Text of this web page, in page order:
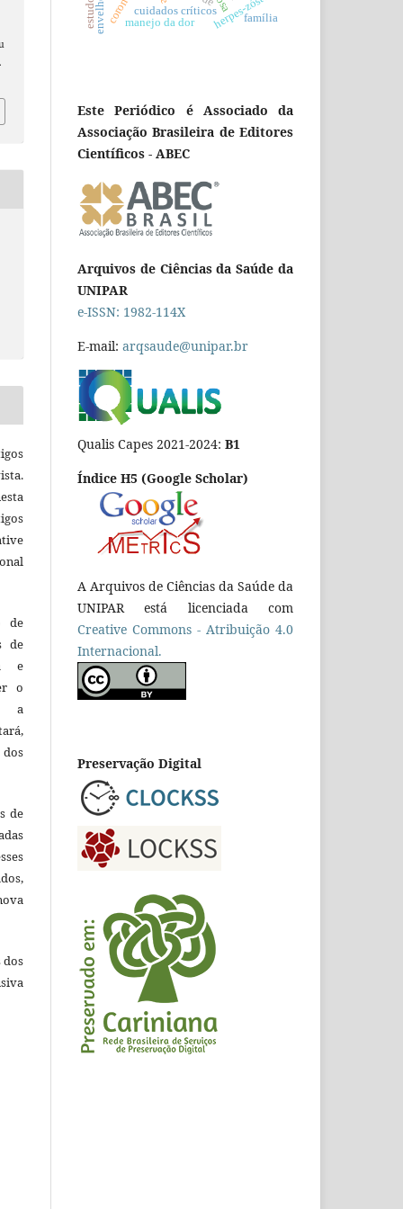
de
de
e
o
a
de
dos
herpes-zóster
cuidados críticos
manejo da dor família
Este Periódico é Associado da
Associação Brasileira de Editores
Científicos - ABEC
Arquivos de Ciências da Saúde da
UNIPAR
e-ISSN: 1982-114X
E-mail: arqsaude@unipar.br
Qualis Capes 2021-2024: B1
Índice H5 (Google Scholar)
A Arquivos de Ciências da Saúde da
UNIPAR está licenciada com
Creative Commons - Atribuição 4.0
Internacional.
Preservação Digital